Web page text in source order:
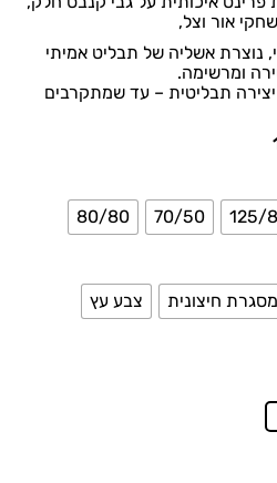
אור וצל,
נוצרת אשליה של תבליט אמיתי
ומרשימה.
תבליטית – עד שמתקרבים
125/
70/50
80/80
חיצונית
צבע עץ